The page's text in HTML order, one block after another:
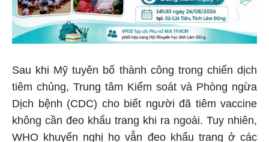
Sau khi Mỹ tuyên bố thành công trong chiến dịch
tiêm chủng, Trung tâm Kiểm soát và Phòng ngừa
Dịch bệnh (CDC) cho biết người đã tiêm vaccine
không cần đeo khẩu trang khi ra ngoài. Tuy nhiên,
WHO khuyến nghị họ vẫn đeo khẩu trang ở các